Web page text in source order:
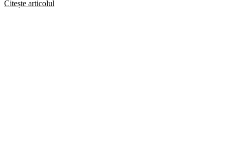
Citește articolul